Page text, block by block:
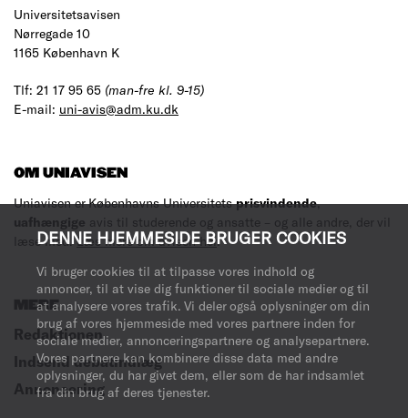
DENNE HJEMMESIDE BRUGER COOKIES
Vi bruger cookies til at tilpasse vores indhold og
annoncer, til at vise dig funktioner til sociale medier og til
at analysere vores trafik. Vi deler også oplysninger om din
brug af vores hjemmeside med vores partnere inden for
sociale medier, annonceringspartnere og analysepartnere.
Vores partnere kan kombinere disse data med andre
oplysninger, du har givet dem, eller som de har indsamlet
fra din brug af deres tjenester.
Universitetsavisen
Nørregade 10
1165 København K
Tlf: 21 17 95 65 (man-fre kl. 9-15)
E-mail: uni-avis@adm.ku.dk
OM UNIAVISEN
Uniavisen er Københavns Universitetsprisvindende,
uafhængige avis til studerende og ansatte – og alle andre, der vil
læse med.Læs mere om avisen her.
MERE
Redaktionen
Indsend debatindlæg
Annoncering